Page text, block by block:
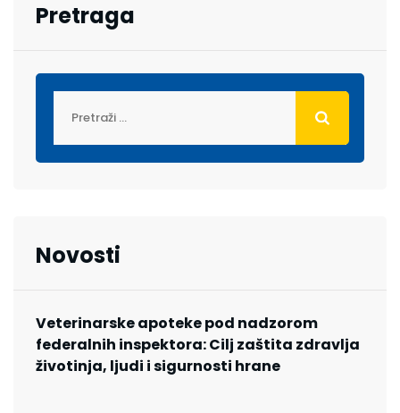
Pretraga
Novosti
Veterinarske apoteke pod nadzorom
federalnih inspektora: Cilj zaštita zdravlja
životinja, ljudi i sigurnosti hrane